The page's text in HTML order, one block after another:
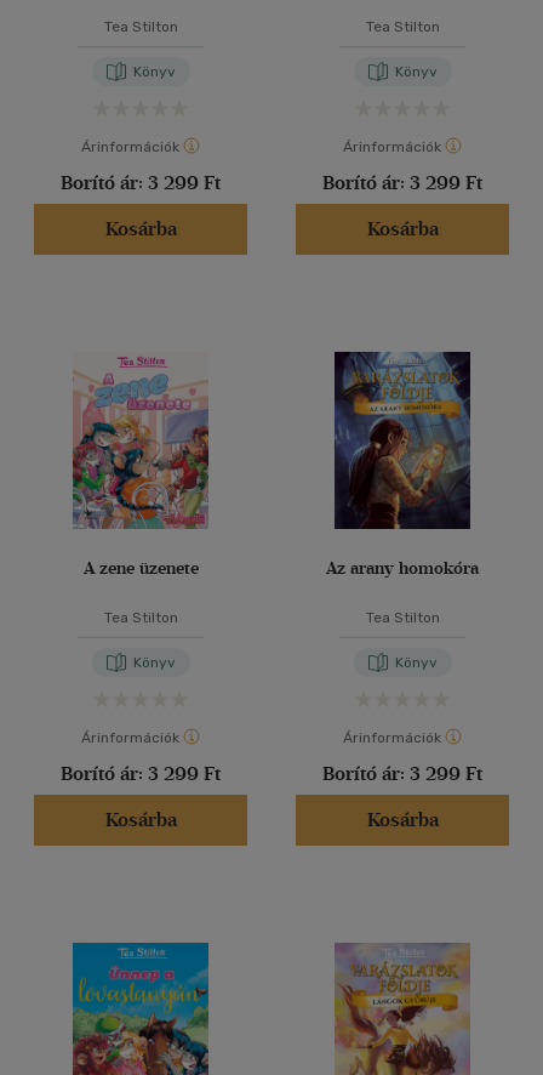
Tea Stilton
Könyv
Árinformációk
Borító ár: 3 299 Ft
Kosárba
Tea Stilton
Könyv
Árinformációk
Borító ár: 3 299 Ft
Kosárba
A zene üzenete
Tea Stilton
Könyv
Árinformációk
Borító ár: 3 299 Ft
Kosárba
Az arany homokóra
Tea Stilton
Könyv
Árinformációk
Borító ár: 3 299 Ft
Kosárba